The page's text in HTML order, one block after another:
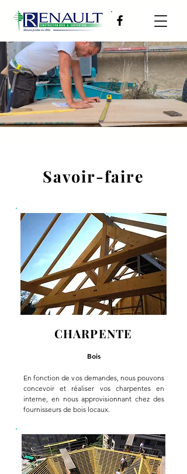
Savoir-faire
CHARPENTE
Bois
En fonction de vos demandes, nous pouvons
concevoir et réaliser vos charpentes en
interne, en nous approvisionnant chez des
fournisseurs de bois locaux.